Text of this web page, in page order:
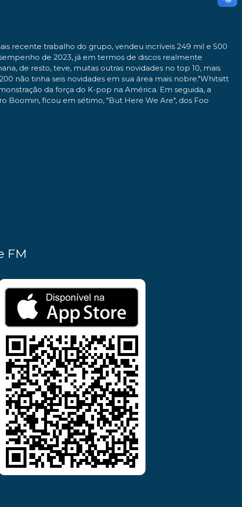
recente trabalho do grupo, vendeu incríveis 249 mil e 500
de 2023, já em termos de discos realmente
de resto, teve, muitas outras novidades no top 10, mais
não tinha seis novidades em sua área mais nobre."Whitsitt
da força do K-pop na América. Em seguida, a
Boomin, ficou em sétimo, "But Here We Are", dos Foo
FM